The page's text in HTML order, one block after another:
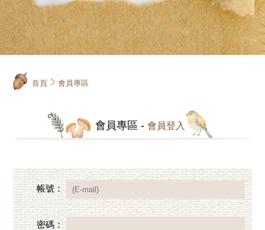
首頁 會員專區
會員專區 - 會員登入
帳號：
密碼：